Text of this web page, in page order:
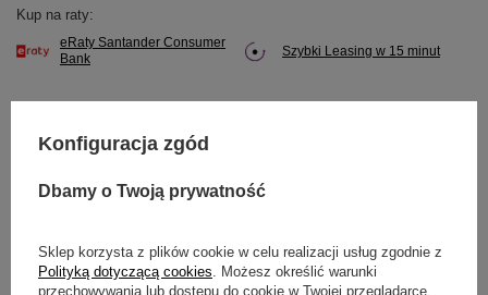
Kup na raty:
eRaty Santander Consumer
Bank
Szybki Leasing w 15 minut
Zadaj pytanie a my odpowiemy niezwłocznie,
Konfiguracja zgód
Dbamy o Twoją prywatność
Sklep korzysta z plików cookie w celu realizacji usług zgodnie z
Polityką dotyczącą cookies . Możesz określić warunki
przechowywania lub dostępu do cookie w Twojej przeglądarce.